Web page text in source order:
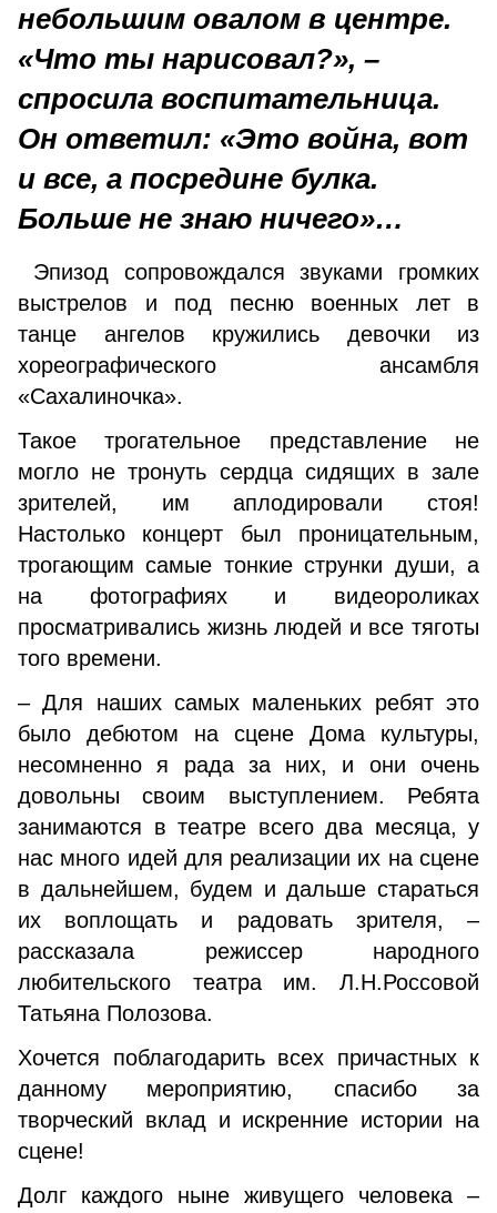
небольшим овалом в центре.
«Что ты нарисовал?», –
спросила воспитательница.
Он ответил: «Это война, вот
и все, а посредине булка.
Больше не знаю ничего»…
Эпизод сопровождался звуками громких
выстрелов и под песню военных лет в
танце ангелов кружились девочки из
хореографического ансамбля
«Сахалиночка».
Такое трогательное представление не
могло не тронуть сердца сидящих в зале
зрителей, им аплодировали стоя!
Настолько концерт был проницательным,
трогающим самые тонкие струнки души, а
на фотографиях и видеороликах
просматривались жизнь людей и все тяготы
того времени.
– Для наших самых маленьких ребят это
было дебютом на сцене Дома культуры,
несомненно я рада за них, и они очень
довольны своим выступлением. Ребята
занимаются в театре всего два месяца, у
нас много идей для реализации их на сцене
в дальнейшем, будем и дальше стараться
их воплощать и радовать зрителя, –
рассказала режиссер народного
любительского театра им. Л.Н.Россовой
Татьяна Полозова.
Хочется поблагодарить всех причастных к
данному мероприятию, спасибо за
творческий вклад и искренние истории на
сцене!
Долг каждого ныне живущего человека –